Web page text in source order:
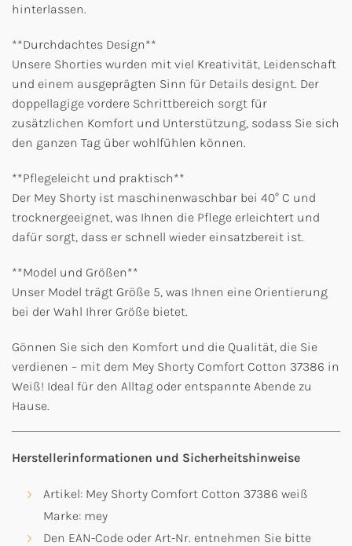
hinterlassen.
**Durchdachtes Design**
Unsere Shorties wurden mit viel Kreativität, Leidenschaft
und einem ausgeprägten Sinn für Details designt. Der
doppellagige vordere Schrittbereich sorgt für
zusätzlichen Komfort und Unterstützung, sodass Sie sich
den ganzen Tag über wohlfühlen können.
**Pflegeleicht und praktisch**
Der Mey Shorty ist maschinenwaschbar bei 40° C und
trocknergeeignet, was Ihnen die Pflege erleichtert und
dafür sorgt, dass er schnell wieder einsatzbereit ist.
**Model und Größen**
Unser Model trägt Größe 5, was Ihnen eine Orientierung
bei der Wahl Ihrer Größe bietet.
Gönnen Sie sich den Komfort und die Qualität, die Sie
verdienen – mit dem Mey Shorty Comfort Cotton 37386 in
Weiß! Ideal für den Alltag oder entspannte Abende zu
Hause.
Herstellerinformationen und Sicherheitshinweise
Artikel: Mey Shorty Comfort Cotton 37386 weiß
Marke: mey
Den EAN-Code oder Art-Nr. entnehmen Sie bitte